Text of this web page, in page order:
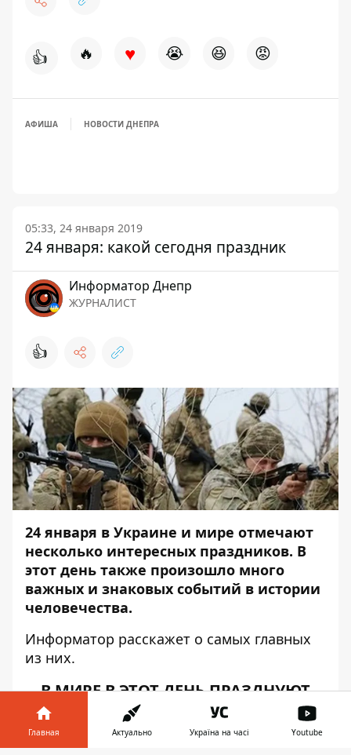
👍 🔥 ♥ 😭 😆 😡
АФИША НОВОСТИ ДНЕПРА
05:33, 24 января 2019
24 января: какой сегодня праздник
Информатор Днепр
ЖУРНАЛИСТ
👍
24 января в Украине и мире отмечают
несколько интересных праздников. В
этот день также произошло много
важных и знаковых событий в истории
человечества.
Информатор расскажет о самых главных
из них.
В МИРЕ В ЭТОТ ДЕНЬ ПРАЗДНУЮТ
День внешней разведки Украины.
Этот
праздник появился недавно - указ о его
Главная Актуально Україна на часі Youtube